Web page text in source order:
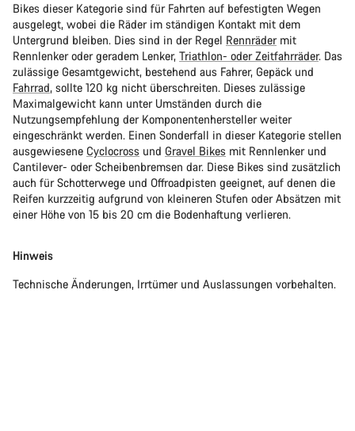
Bikes dieser Kategorie sind für Fahrten auf befestigten Wegen
ausgelegt, wobei die Räder im ständigen Kontakt mit dem
Untergrund bleiben. Dies sind in der Regel Rennrädermit
Rennlenker oder geradem Lenker, Triathlon- oder Zeitfahrräder. Das
zulässige Gesamtgewicht, bestehend aus Fahrer, Gepäck und
Fahrrad, sollte 120 kg nicht überschreiten. Dieses zulässige
Maximalgewicht kann unter Umständen durch die
Nutzungsempfehlung der Komponentenhersteller weiter
eingeschränkt werden. Einen Sonderfall in dieser Kategorie stellen
ausgewiesene Cyclocross und Gravel Bikes mit Rennlenker und
Cantilever- oder Scheibenbremsen dar. Diese Bikes sind zusätzlich
auch für Schotterwege und Offroadpisten geeignet, auf denen die
Reifen kurzzeitig aufgrund von kleineren Stufen oder Absätzen mit
einer Höhe von 15 bis 20 cm die Bodenhaftung verlieren.
Hinweis
Technische Änderungen, Irrtümer und Auslassungen vorbehalten.